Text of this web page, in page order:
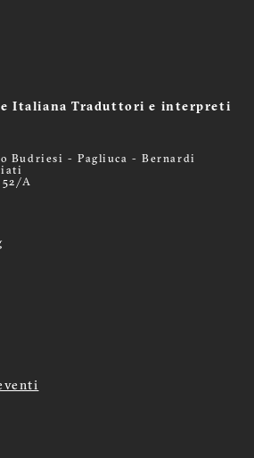
Italiana Traduttori e interpreti
Budriesi - Pagliuca - Bernardi
52/A